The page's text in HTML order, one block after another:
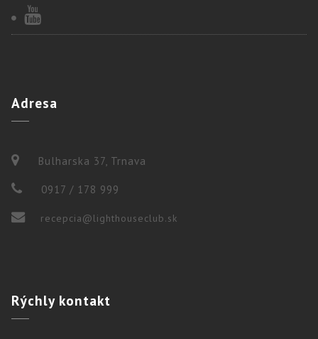
Adresa
Bulharska 37, Trnava
0917 / 178 999
recepcia@lighthouseclub.sk
Rýchlykontakt